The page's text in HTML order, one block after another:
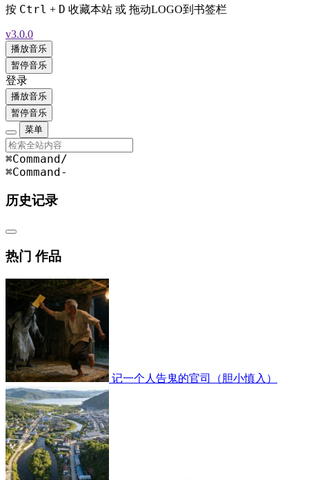
按 Ctrl + D 收藏本站 或 拖动LOGO到书签栏
v3.0.0
播放音乐
暂停音乐
登录
播放音乐
暂停音乐
菜单
⌘Command/
⌘Command-
历史记录
热门 作品
记一个人告鬼的官司（胆小慎入）